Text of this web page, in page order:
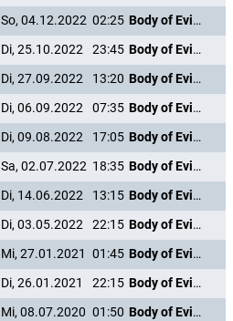
So, 04.12.2022 02:25
Body of Evidence
Di, 25.10.2022 23:45
Body of Evidence
Di, 27.09.2022 13:20
Body of Evidence
Di, 06.09.2022 07:35
Body of Evidence
Di, 09.08.2022 17:05
Body of Evidence
Sa, 02.07.2022 18:35
Body of Evidence
Di, 14.06.2022 13:15
Body of Evidence
Di, 03.05.2022 22:15
Body of Evidence
Mi, 27.01.2021 01:45
Body of Evidence
Di, 26.01.2021 22:15
Body of Evidence
Mi, 08.07.2020 01:50
Body of Evidence